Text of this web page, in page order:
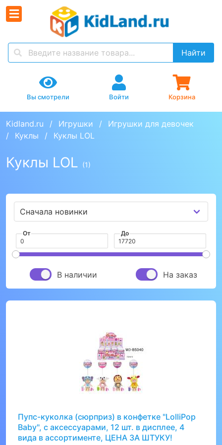
Найти
Вы смотрели Войти Корзина
Kidland.ru Игрушки
Игрушки для девочек
Куклы
Куклы LOL
Куклы LOL (1)
От До
В наличии На заказ
Пупс-куколка (сюрприз) в конфетке "LolliPop
Baby", с аксессуарами, 12 шт. в дисплее, 4
вида в ассортименте, ЦЕНА ЗА ШТУКУ!